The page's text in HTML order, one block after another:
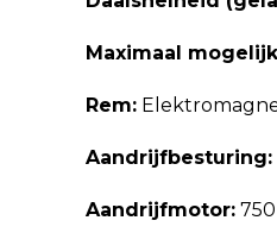
Maximaal
Rem:
Aandrijfbesturing:
Aandrijfmotor: